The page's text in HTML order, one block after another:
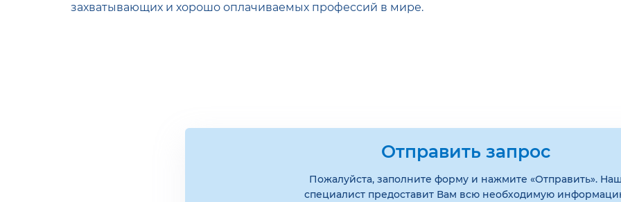
захватывающих и хорошо оплачиваемых профессий в мире.
Отправить запрос
Пожалуйста, заполните форму и нажмите «Отправить».
специалист предоставит Вам всю необходимую